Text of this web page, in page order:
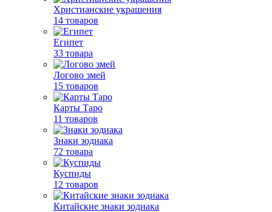
Христианские украшения
14 товаров
Египет
33 товара
Логово змей
15 товаров
Карты Таро
11 товаров
Знаки зодиака
72 товара
Куспиды
12 товаров
Китайские знаки зодиака